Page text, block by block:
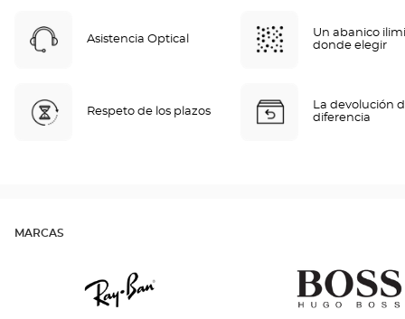
Asistencia Optical
Un abanico
donde elegir
Respeto de los plazos
La devolución
diferencia
MARCAS